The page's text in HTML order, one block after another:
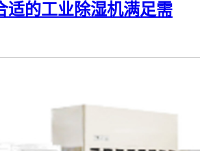
适的工业除湿机满足需